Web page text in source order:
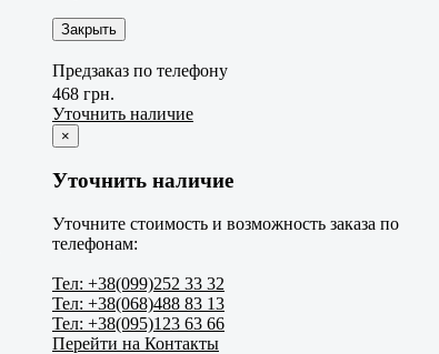
Закрыть
Предзаказ по телефону
468 грн.
Уточнить наличие
×
Уточнить наличие
Уточните стоимость и возможность заказа по
телефонам:
Тел: +38(099)252 33 32
Тел: +38(068)488 83 13
Тел: +38(095)123 63 66
Перейти на Контакты